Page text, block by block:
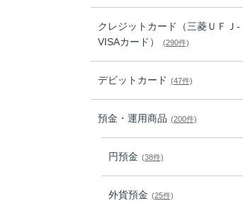
クレジットカード（三菱ＵＦＪ-
VISAカード）
(290件)
デビットカード (47件)
預金・運用商品 (200件)
円預金 (38件)
外貨預金 (25件)